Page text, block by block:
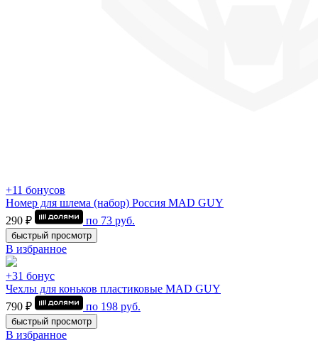
+11 бонусов
Номер для шлема (набор) Россия MAD GUY
290 ₽
по 73 руб.
быстрый просмотр
В избранное
+31 бонус
Чехлы для коньков пластиковые MAD GUY
790 ₽
по 198 руб.
быстрый просмотр
В избранное